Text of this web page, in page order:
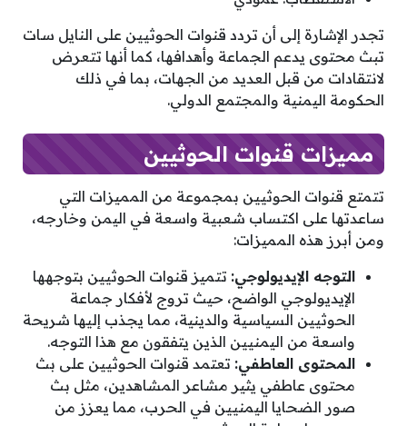
تجدر الإشارة إلى أن تردد قنوات الحوثيين على النايل سات
تبث محتوى يدعم الجماعة وأهدافها، كما أنها تتعرض
لانتقادات من قبل العديد من الجهات، بما في ذلك
الحكومة اليمنية والمجتمع الدولي.
مميزات قنوات الحوثيين
تتمتع قنوات الحوثيين بمجموعة من المميزات التي
ساعدتها على اكتساب شعبية واسعة في اليمن وخارجه،
ومن أبرز هذه المميزات:
التوجه الإيديولوجي: تتميز قنوات الحوثيين بتوجهها
الإيديولوجي الواضح، حيث تروج لأفكار جماعة
الحوثيين السياسية والدينية، مما يجذب إليها شريحة
واسعة من اليمنيين الذين يتفقون مع هذا التوجه.
المحتوى العاطفي: تعتمد قنوات الحوثيين على بث
محتوى عاطفي يثير مشاعر المشاهدين، مثل بث
صور الضحايا اليمنيين في الحرب، مما يعزز من